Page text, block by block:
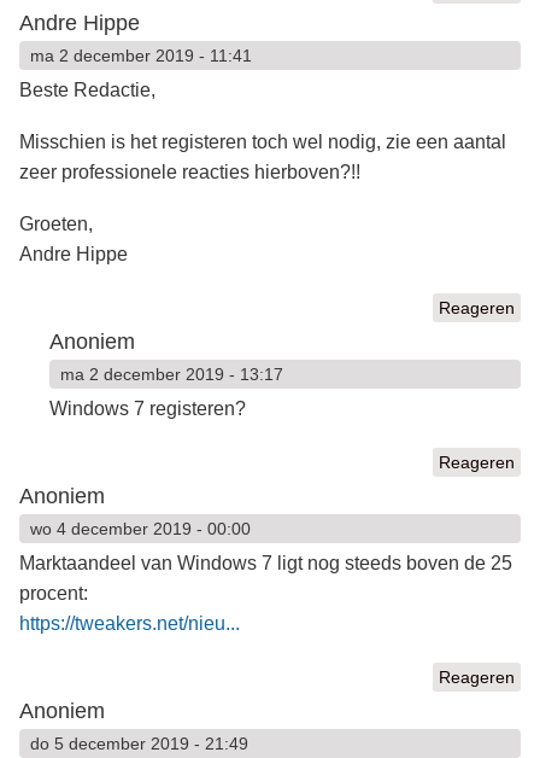
Andre Hippe
ma 2 december 2019 - 11:41
Beste Redactie,
Misschien is het registeren toch wel nodig, zie een aantal
zeer professionele reacties hierboven?!!
Groeten,
Andre Hippe
Reageren
Anoniem
ma 2 december 2019 - 13:17
Windows 7 registeren?
Reageren
Anoniem
wo 4 december 2019 - 00:00
Marktaandeel van Windows 7 ligt nog steeds boven de 25
procent:
https://tweakers.net/nieu...
Reageren
Anoniem
do 5 december 2019 - 21:49